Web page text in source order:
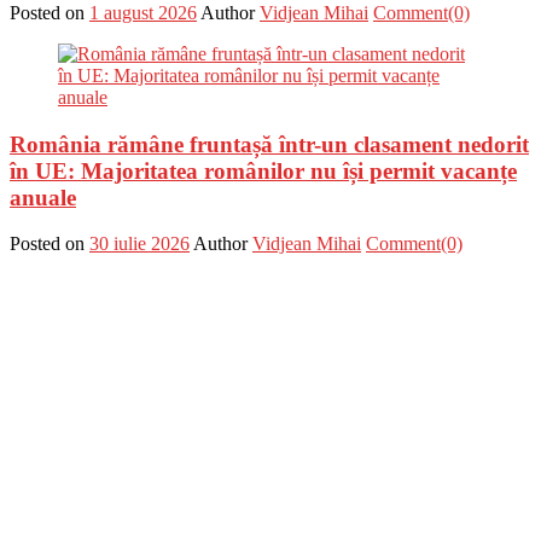
Posted on 1 august 2026 Author Vidjean Mihai Comment(0)
România rămâne fruntașă într-un clasament nedorit
în UE: Majoritatea românilor nu își permit vacanțe
anuale
Posted on 30 iulie 2026 Author Vidjean Mihai Comment(0)